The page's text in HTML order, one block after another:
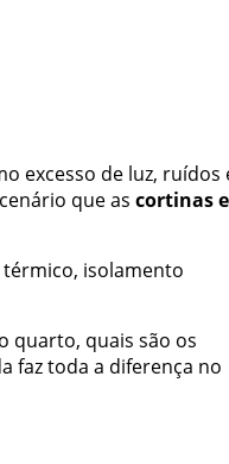
excesso de luz, ruídos
que as cortinas e
isolamento
quarto, quais são os
faz toda a diferença no